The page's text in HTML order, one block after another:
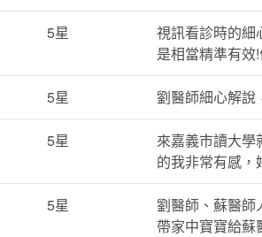
5星
視訊看診時的細
是相當精準有效
5星 劉醫師細心解說，
5星
來嘉義市讀大
的我非常有感，
5星
劉醫師、蘇醫師
帶家中寶寶給